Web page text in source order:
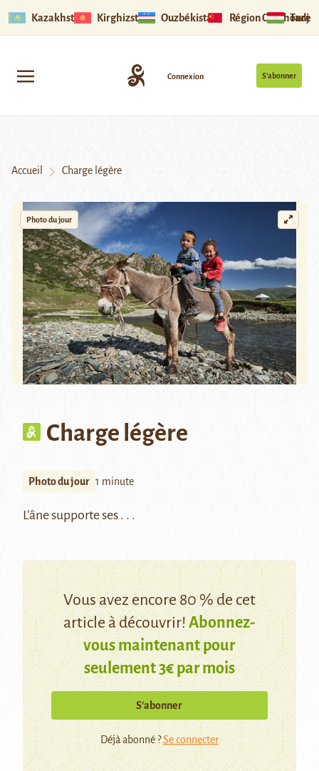
Kazakhstan Kirghizstan Ouzbékistan Région Ouïghoure
S’abonner
Connexion
Accueil Charge légère
Photo du jour
Charge légère
Photo du jour 1 minute
L'âne supporte ses . . .
Vous avez encore 80 % de cet
article à découvrir!Abonnez-
vous maintenant pour
seulement 3€ par mois
S’abonner
Déjà abonné ?Se connecter